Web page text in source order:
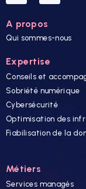
A propos
Qui sommes-nous
Expertise
Conseils et
Sobriété numérique
Cybersécurité
Optimisation des
Fiabilisation de la
Métiers
Services managés